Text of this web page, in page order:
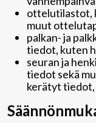
ottelutilastot,
muut
palkan- ja
tiedot, kuten
seuran ja
tiedot sekä
kerätyt tiedot,